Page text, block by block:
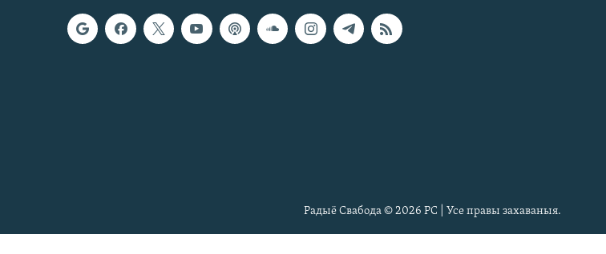
Радыё Свабода © 2026 РС | Усе правы захаваныя.